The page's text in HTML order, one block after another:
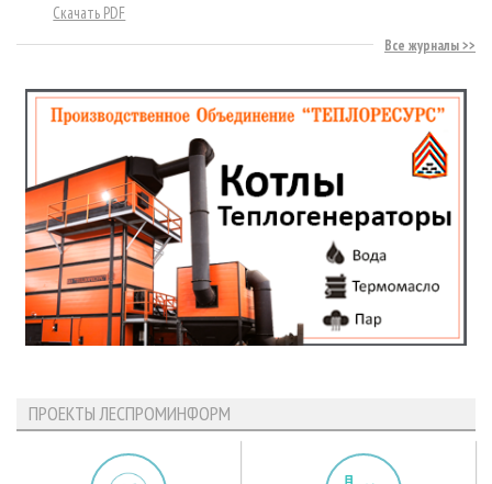
Скачать PDF
Все журналы
ПРОЕКТЫ ЛЕСПРОМИНФОРМ